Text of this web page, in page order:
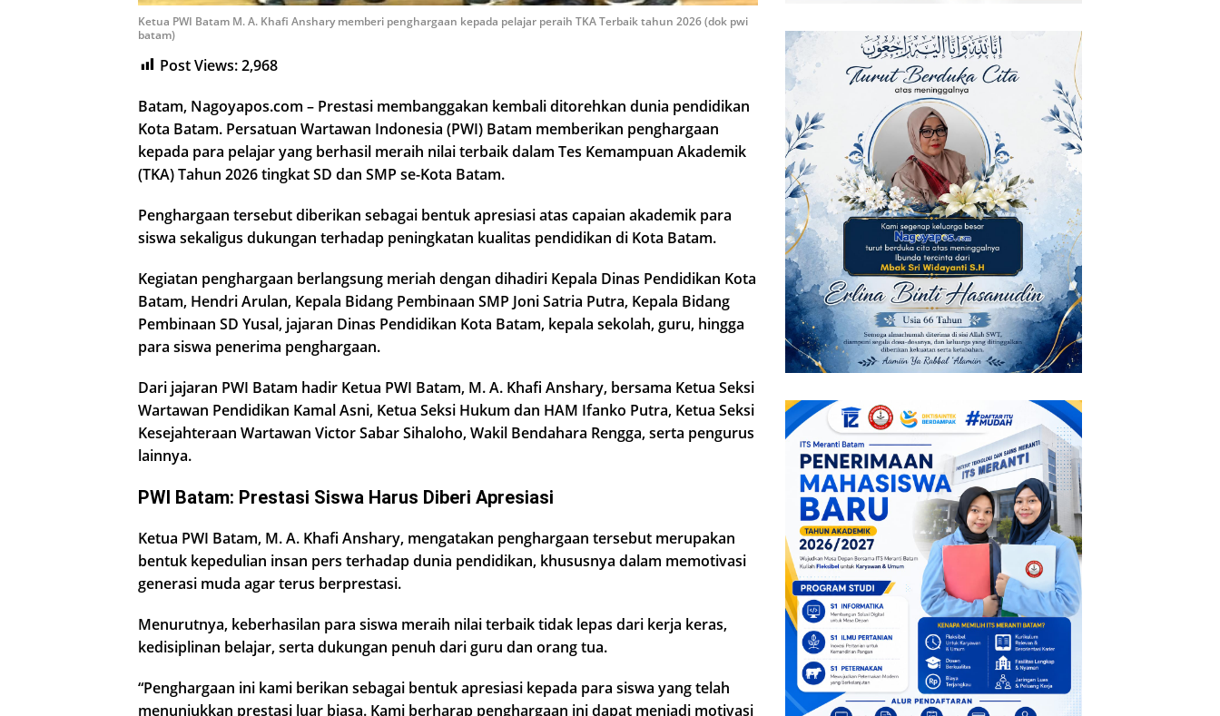
Ketua PWI Batam M. A. Khafi Anshary memberi penghargaan kepada pelajar peraih TKA Terbaik tahun 2026 (dok pwi
batam)
Post Views:2,968
Batam, Nagoyapos.com – Prestasi membanggakan kembali ditorehkan dunia pendidikan
Kota Batam. Persatuan Wartawan Indonesia (PWI) Batam memberikan penghargaan
kepada para pelajar yang berhasil meraih nilai terbaik dalam Tes Kemampuan Akademik
(TKA) Tahun 2026 tingkat SD dan SMP se-Kota Batam.
Penghargaan tersebut diberikan sebagai bentuk apresiasi atas capaian akademik para
siswa sekaligus dukungan terhadap peningkatan kualitas pendidikan di Kota Batam.
Kegiatan penghargaan berlangsung meriah dengan dihadiri Kepala Dinas Pendidikan Kota
Batam, Hendri Arulan, Kepala Bidang Pembinaan SMP Joni Satria Putra, Kepala Bidang
Pembinaan SD Yusal, jajaran Dinas Pendidikan Kota Batam, kepala sekolah, guru, hingga
para siswa penerima penghargaan.
Dari jajaran PWI Batam hadir Ketua PWI Batam, M. A. Khafi Anshary, bersama Ketua Seksi
Wartawan Pendidikan Kamal Asni, Ketua Seksi Hukum dan HAM Ifanko Putra, Ketua Seksi
Kesejahteraan Wartawan Victor Sabar Sihaloho, Wakil Bendahara Rengga, serta pengurus
lainnya.
PWI Batam: Prestasi Siswa Harus Diberi Apresiasi
Ketua PWI Batam, M. A. Khafi Anshary, mengatakan penghargaan tersebut merupakan
bentuk kepedulian insan pers terhadap dunia pendidikan, khususnya dalam memotivasi
generasi muda agar terus berprestasi.
Menurutnya, keberhasilan para siswa meraih nilai terbaik tidak lepas dari kerja keras,
kedisiplinan belajar, serta dukungan penuh dari guru dan orang tua.
“Penghargaan ini kami berikan sebagai bentuk apresiasi kepada para siswa yang telah
menunjukkan prestasi luar biasa. Kami berharap penghargaan ini dapat menjadi motivasi